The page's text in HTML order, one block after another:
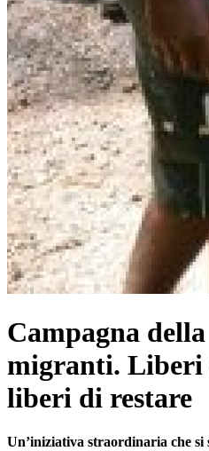
Campagna
migranti.
liberi di restare
Un’iniziativa straordinaria che